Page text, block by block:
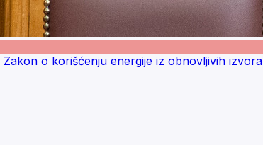
o korišćenju energije iz obnovljivih izvora